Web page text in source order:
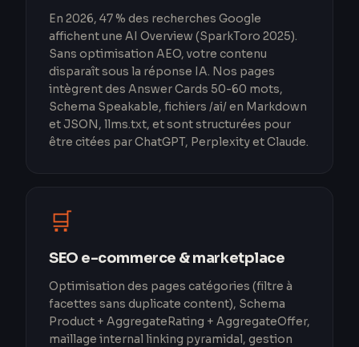
En 2026, 47 % des recherches Google
affichent une AI Overview (SparkToro 2025).
Sans optimisation AEO, votre contenu
disparaît sous la réponse IA. Nos pages
intègrent des Answer Cards 50-60 mots,
Schema Speakable, fichiers /ai/ en Markdown
et JSON, llms.txt, et sont structurées pour
être citées par ChatGPT, Perplexity et Claude.
🛒
SEO e-commerce & marketplace
Optimisation des pages catégories (filtre à
facettes sans duplicate content), Schema
Product + AggregateRating + AggregateOffer,
maillage internal linking pyramidal, gestion